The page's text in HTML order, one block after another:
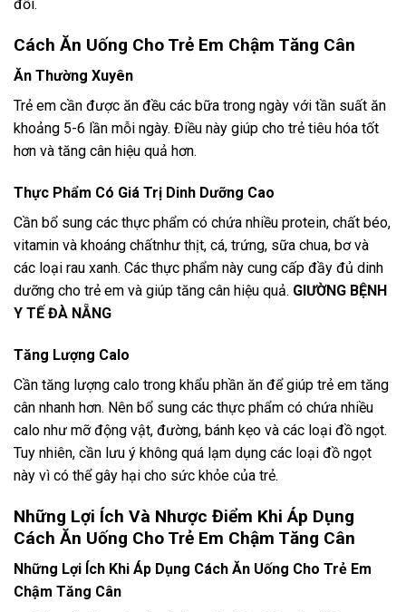
đối.
Cách Ăn Uống Cho Trẻ Em Chậm Tăng Cân
Ăn Thường Xuyên
Trẻ em cần được ăn đều các bữa trong ngày với tần suất ăn
khoảng 5-6 lần mỗi ngày. Điều này giúp cho trẻ tiêu hóa tốt
hơn và tăng cân hiệu quả hơn.
Thực Phẩm Có Giá Trị Dinh Dưỡng Cao
Cần bổ sung các thực phẩm có chứa nhiều protein, chất béo,
vitamin và khoáng chấtnhư thịt, cá, trứng, sữa chua, bơ và
các loại rau xanh. Các thực phẩm này cung cấp đầy đủ dinh
dưỡng cho trẻ em và giúp tăng cân hiệu quả. GIƯỜNG BỆNH
Y TẾ ĐÀ NẴNG
Tăng Lượng Calo
Cần tăng lượng calo trong khẩu phần ăn để giúp trẻ em tăng
cân nhanh hơn. Nên bổ sung các thực phẩm có chứa nhiều
calo như mỡ động vật, đường, bánh kẹo và các loại đồ ngọt.
Tuy nhiên, cần lưu ý không quá lạm dụng các loại đồ ngọt
này vì có thể gây hại cho sức khỏe của trẻ.
Những Lợi Ích Và Nhược Điểm Khi Áp Dụng
Cách Ăn Uống Cho Trẻ Em Chậm Tăng Cân
Những Lợi Ích Khi Áp Dụng Cách Ăn Uống Cho Trẻ Em
Chậm Tăng Cân